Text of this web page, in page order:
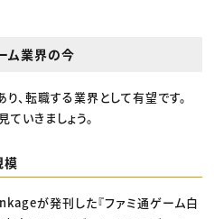
ム業界の今
、転職する業界として有望です。
いきましょう。
模
が発刊した『ファミ通ゲーム白